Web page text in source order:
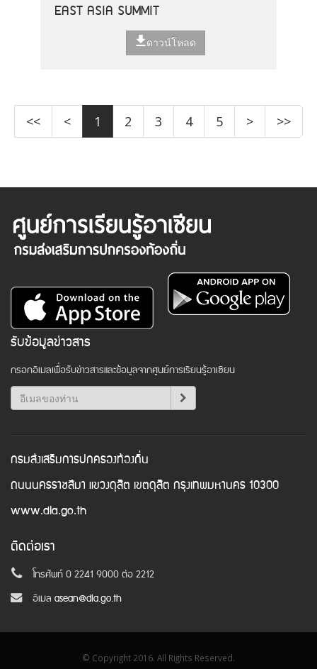
EAST ASIA SUMMIT
ดาวน์โหลด
<< < 1 2 3 4 5 > >>
รับข้อมูลข่าวสาร
กรอกอีเมลเพื่อรับข่าวสารและข้อมูลจากศูนย์การเรียนรู้อาเซียน
กรมส่งเสริมการปกครองท้องถิ่น
ถนนนครราชสีมา แขวงดุสิต เขตดุสิต กรุงเทพมหานคร 10300
www.dla.go.th
ติดต่อเรา
โทรศัพท์ 0 2241 9000 ต่อ 2212
อีเมล asean@dla.go.th
© Copyright 2016. All Rights Reserved.